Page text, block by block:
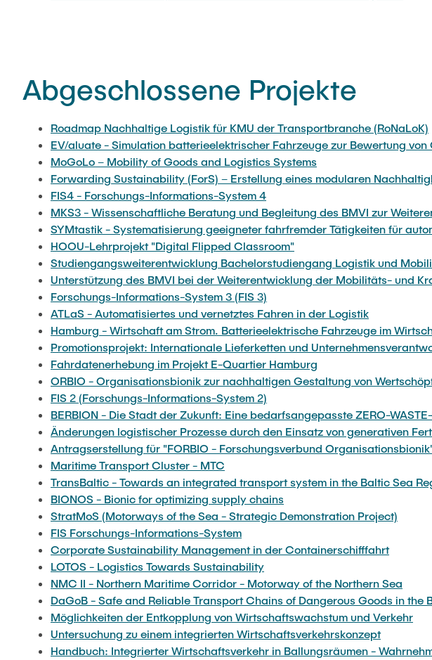
Abgeschlossene Projekte
Roadmap Nachhaltige Logistik für KMU der Transportbranche (RoNaLoK)
EV/aluate - Simulation batterieelektrischer Fahrzeuge zur Bewertung
MoGoLo – Mobility of Goods and Logistics Systems
Forwarding Sustainability (ForS) – Erstellung eines modularen
FIS4 - Forschungs-Informations-System 4
MKS3 - Wissenschaftliche Beratung und Begleitung des BMVI zur
SYMtastik - Systematisierung geeigneter fahrfremder Tätigkeiten für
HOOU-Lehrprojekt "Digital Flipped Classroom"
Studiengangsweiterentwicklung Bachelorstudiengang Logistik und
Unterstützung des BMVI bei der Weiterentwicklung der Mobilitäts- und
Forschungs-Informations-System 3 (FIS 3)
ATLaS - Automatisiertes und vernetztes Fahren in der Logistik
Hamburg - Wirtschaft am Strom. Batterieelektrische Fahrzeuge im
Promotionsprojekt: Internationale Lieferketten und
Fahrdatenerhebung im Projekt E-Quartier Hamburg
ORBIO - Organisationsbionik zur nachhaltigen Gestaltung von
FIS 2 (Forschungs-Informations-System 2)
BERBION - Die Stadt der Zukunft: Eine bedarfsangepasste ZERO-
Änderungen logistischer Prozesse durch den Einsatz von generativen
Antragserstellung für "FORBIO - Forschungsverbund
Maritime Transport Cluster - MTC
TransBaltic - Towards an integrated transport system in the Baltic Sea
BIONOS - Bionic for optimizing supply chains
StratMoS (Motorways of the Sea - Strategic Demonstration Project)
FIS Forschungs-Informations-System
Corporate Sustainability Management in der Containerschifffahrt
LOTOS - Logistics Towards Sustainability
NMC II - Northern Maritime Corridor - Motorway of the Northern Sea
DaGoB - Safe and Reliable Transport Chains of Dangerous Goods in the
Möglichkeiten der Entkopplung von Wirtschaftswachstum und Verkehr
Untersuchung zu einem integrierten Wirtschaftsverkehrskonzept
Handbuch: Integrierter Wirtschaftsverkehr in Ballungsräumen -